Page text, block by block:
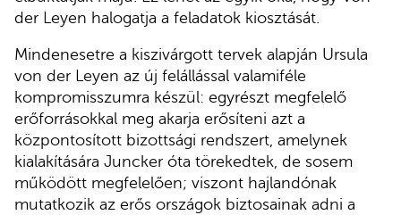
der Leyen halogatja a feladatok kiosztását.
Mindenesetre a kiszivárgott tervek alapján Ursula
von der Leyen az új felállással valamiféle
kompromisszumra készül: egyrészt megfelelő
erőforrásokkal meg akarja erősíteni azt a
központosított bizottsági rendszert, amelynek
kialakítására Juncker óta törekedtek, de sosem
működött megfelelően; viszont hajlandónak
mutatkozik az erős országok biztosainak adni a